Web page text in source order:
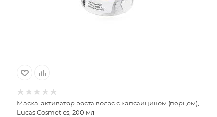
Маска-активатор роста волос с капсаицином (перцем),
Lucas Cosmetics, 200 мл